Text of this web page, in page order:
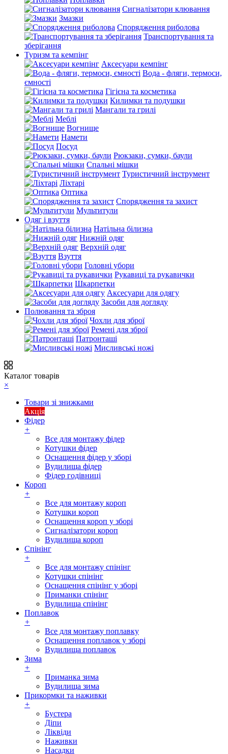
Сигналізатори клювання
Змазки
Спорядження риболова
Транспортування та
зберігання
Туризм та кемпінг
Аксесуари кемпінг
Вода - фляги, термоси,
ємності
Гігієна та косметика
Килимки та подушки
Мангали та грилі
Меблі
Вогнище
Намети
Посуд
Рюкзаки, сумки, баули
Спальні мішки
Туристичний інструмент
Ліхтарі
Оптика
Спорядження та захист
Мультитули
Одяг і взуття
Натільна білизна
Нижній одяг
Верхній одяг
Взуття
Головні убори
Рукавиці та рукавички
Шкарпетки
Аксесуари для одягу
Засоби для догляду
Полювання та зброя
Чохли для зброї
Ремені для зброї
Патронташі
Мисливські ножі
Каталог товарів
×
Товари зі знижками
Акція
Фідер
+
Все для монтажу фідер
Котушки фідер
Оснащення фідер у зборі
Вудилища фідер
Фідер годівниці
Короп
+
Все для монтажу короп
Котушки короп
Оснащення короп у зборі
Сигналізатори короп
Вудилища короп
Спінінг
+
Все для монтажу спінінг
Котушки спінінг
Оснащення спінінг у зборі
Приманки спінінг
Вудилища спінінг
Поплавок
+
Все для монтажу поплавку
Оснащення поплавок у зборі
Вудилища поплавок
Зима
+
Приманка зима
Вудилища зима
Прикормки та наживки
+
Бустера
Діпи
Ліквіди
Наживки
Насадки